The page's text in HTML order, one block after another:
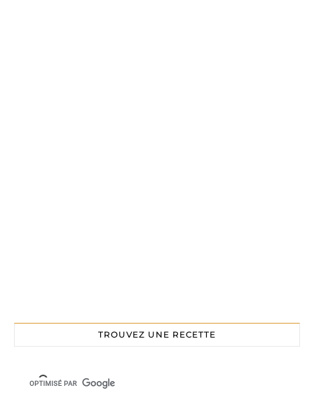
TROUVEZ UNE RECETTE